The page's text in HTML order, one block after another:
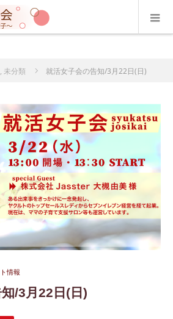
, 未分類 就活女子会の告知/3月22日(日)
情報
/3月22日(日)